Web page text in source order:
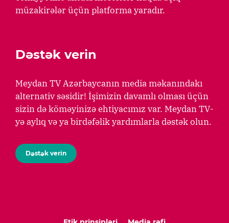
müzakirələr üçün platforma yaradır.
Dəstək verin
Meydan TV Azərbaycanın media məkanındakı
alternativ səsidir! İşimizin davamlı olması üçün
sizin də köməyinizə ehtiyacımız var. Meydan TV-
yə aylıq və ya birdəfəlik yardımlarla dəstək olun.
Dəstək verin